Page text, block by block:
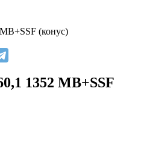
(конус)
1352 MB+SSF